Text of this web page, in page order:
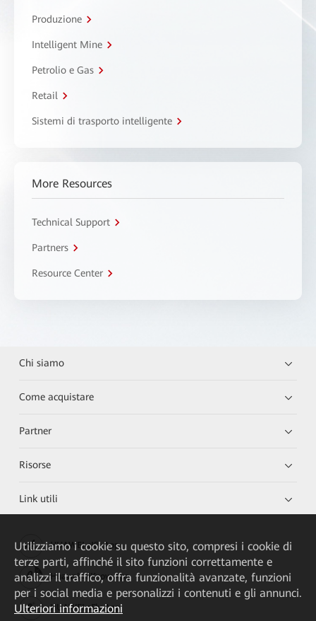
Produzione
Intelligent Mine
Petrolio e Gas
Retail
Sistemi di trasporto intelligente
More Resources
Technical Support
Partners
Resource Center
Chi siamo
Come acquistare
Partner
Risorse
Link utili
HUAWEI eKit App
Huawei HiKnow App
HUAWEI eFly App
Utilizziamo i cookie su questo sito, compresi i cookie di
terze parti, affinché il sito funzioni correttamente e
analizzi il traffico, offra funzionalità avanzate, funzioni
per i social media e personalizzi i contenuti e gli annunci.
Ulteriori informazioni